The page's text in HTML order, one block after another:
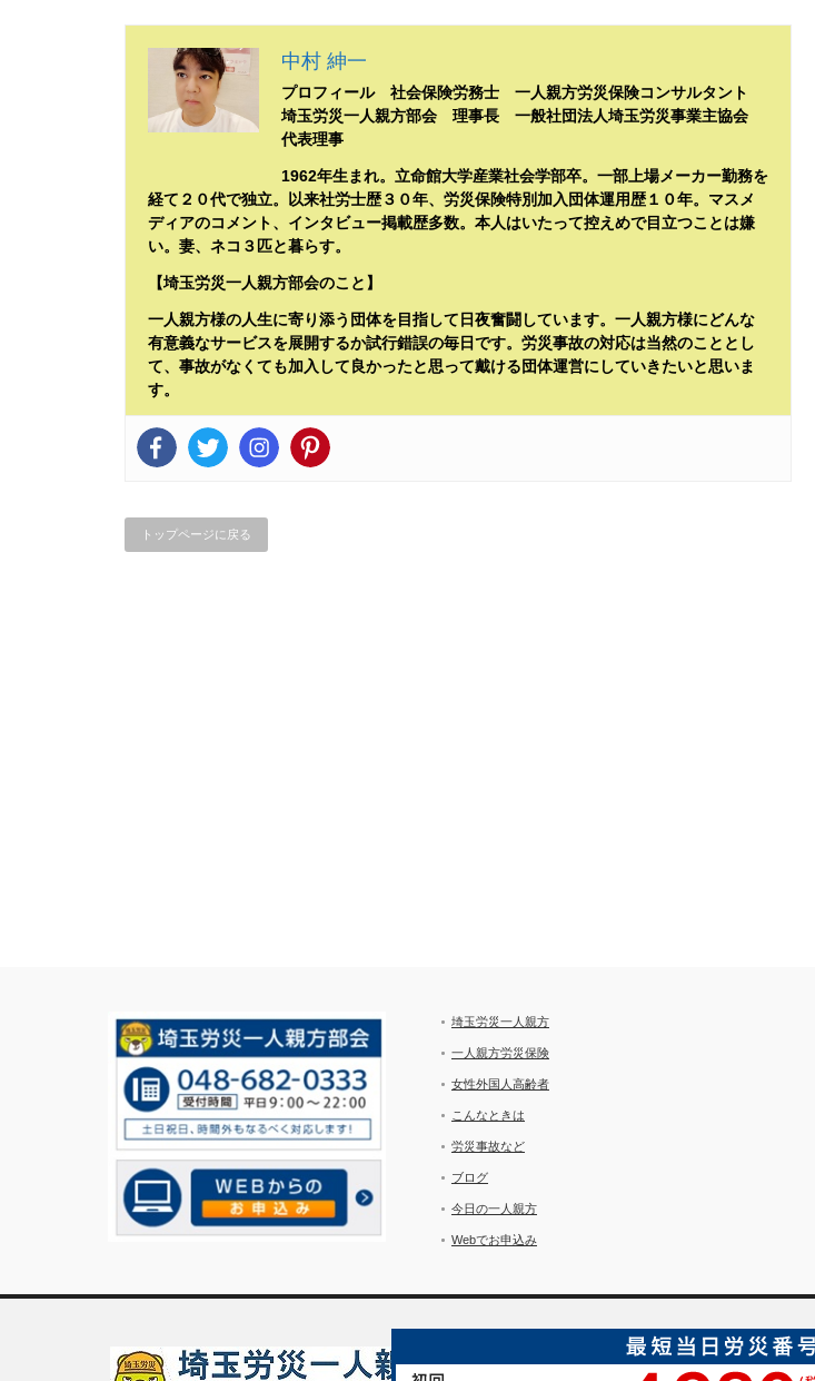
中村 紳一
プロフィール 社会保険労務士 一人親方労災保険コンサルタント
埼玉労災一人親方部会 理事長 一般社団法人埼玉労災事業主協会
代表理事
1962年生まれ。立命館大学産業社会学部卒。一部上場メーカー勤務を
経て２０代で独立。以来社労士歴３０年、労災保険特別加入団体運用歴１０年。マスメ
ディアのコメント、インタビュー掲載歴多数。本人はいたって控えめで目立つことは嫌
い。妻、ネコ３匹と暮らす。
【埼玉労災一人親方部会のこと】
一人親方様の人生に寄り添う団体を目指して日夜奮闘しています。一人親方様にどんな
有意義なサービスを展開するか試行錯誤の毎日です。労災事故の対応は当然のこととし
て、事故がなくても加入して良かったと思って戴ける団体運営にしていきたいと思いま
す。
トップページに戻る
埼玉労災一人親方
一人親方労災保険
女性外国人高齢者
こんなときは
労災事故など
ブログ
今日の一人親方
Webでお申込み